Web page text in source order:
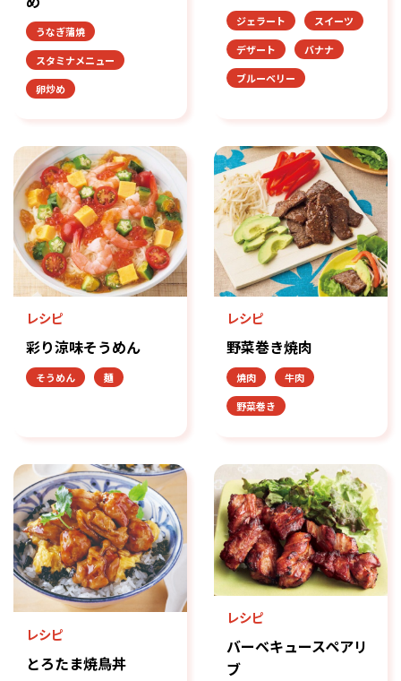
うなぎ蒲焼
スタミナメニュー
卵炒め
ジェラート
スイーツ
デザート
バナナ
ブルーベリー
レシピ
彩り涼味そうめん
そうめん 麺
レシピ
野菜巻き焼肉
焼肉
牛肉
野菜巻き
レシピ
とろたま焼鳥丼
レシピ
バーベキュースペアリ
ブ